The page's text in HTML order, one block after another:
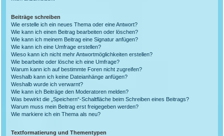
Beiträge schreiben
Wie erstelle ich ein neues Thema oder eine Antwort?
Wie kann ich einen Beitrag bearbeiten oder löschen?
Wie kann ich meinem Beitrag eine Signatur anfügen?
Wie kann ich eine Umfrage erstellen?
Wieso kann ich nicht mehr Antwortmöglichkeiten erstellen?
Wie bearbeite oder lösche ich eine Umfrage?
Warum kann ich auf bestimmte Foren nicht zugreifen?
Weshalb kann ich keine Dateianhänge anfügen?
Weshalb wurde ich verwarnt?
Wie kann ich Beiträge den Moderatoren melden?
Was bewirkt die „Speichern“-Schaltfläche beim Schreiben eines Beitrags?
Warum muss mein Beitrag erst freigegeben werden?
Wie markiere ich ein Thema als neu?
Textformatierung und Thementypen